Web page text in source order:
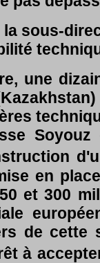
sous-
une
en
et 300
de cette
à